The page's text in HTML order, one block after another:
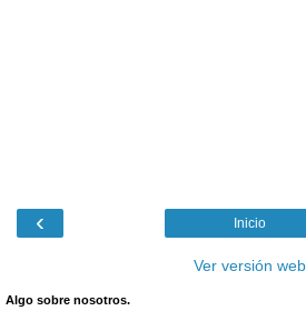
‹ Inicio
Ver versión web
Algo sobre nosotros.